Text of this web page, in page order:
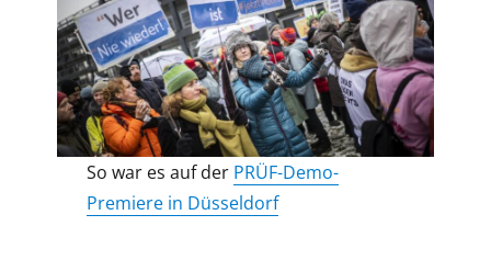
So war es auf der PRÜF-Demo-
Premiere in Düsseldorf